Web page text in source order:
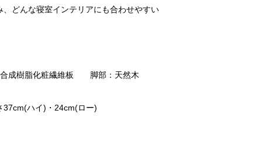
、どんな寝室インテリアにも合わせやすい
合成樹脂化粧繊維板 脚部：天然木
37cm(ハイ)・24cm(ロー)